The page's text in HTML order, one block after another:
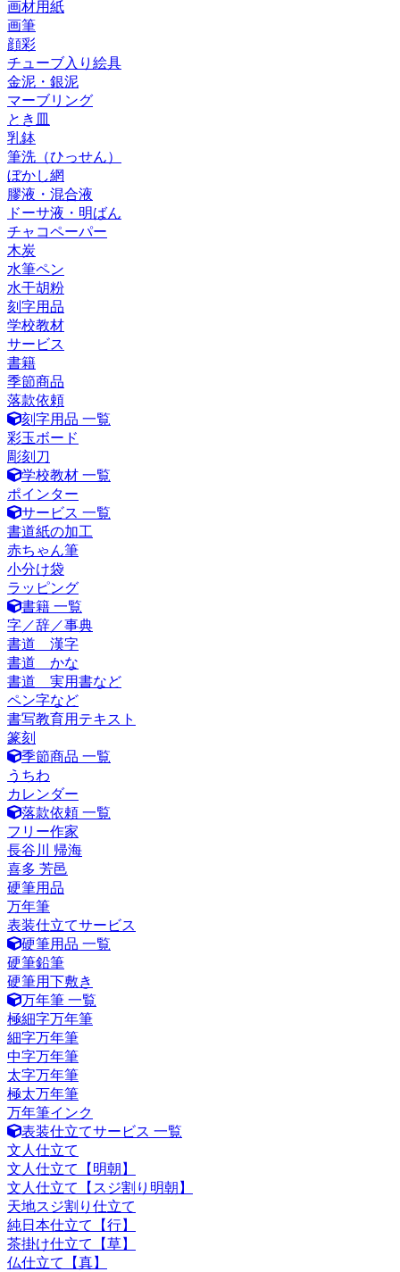
画材用紙
画筆
顔彩
チューブ入り絵具
金泥・銀泥
マーブリング
とき皿
乳鉢
筆洗（ひっせん）
ぼかし網
膠液・混合液
ドーサ液・明ばん
チャコペーパー
木炭
水筆ペン
水干胡粉
刻字用品
学校教材
サービス
書籍
季節商品
落款依頼
刻字用品 一覧
彩玉ボード
彫刻刀
学校教材 一覧
ポインター
サービス 一覧
書道紙の加工
赤ちゃん筆
小分け袋
ラッピング
書籍 一覧
字／辞／事典
書道 漢字
書道 かな
書道 実用書など
ペン字など
書写教育用テキスト
篆刻
季節商品 一覧
うちわ
カレンダー
落款依頼 一覧
フリー作家
長谷川 帰海
喜多 芳邑
硬筆用品
万年筆
表装仕立てサービス
硬筆用品 一覧
硬筆鉛筆
硬筆用下敷き
万年筆 一覧
極細字万年筆
細字万年筆
中字万年筆
太字万年筆
極太万年筆
万年筆インク
表装仕立てサービス 一覧
文人仕立て
文人仕立て【明朝】
文人仕立て【スジ割り明朝】
天地スジ割り仕立て
純日本仕立て【行】
茶掛け仕立て【草】
仏仕立て【真】